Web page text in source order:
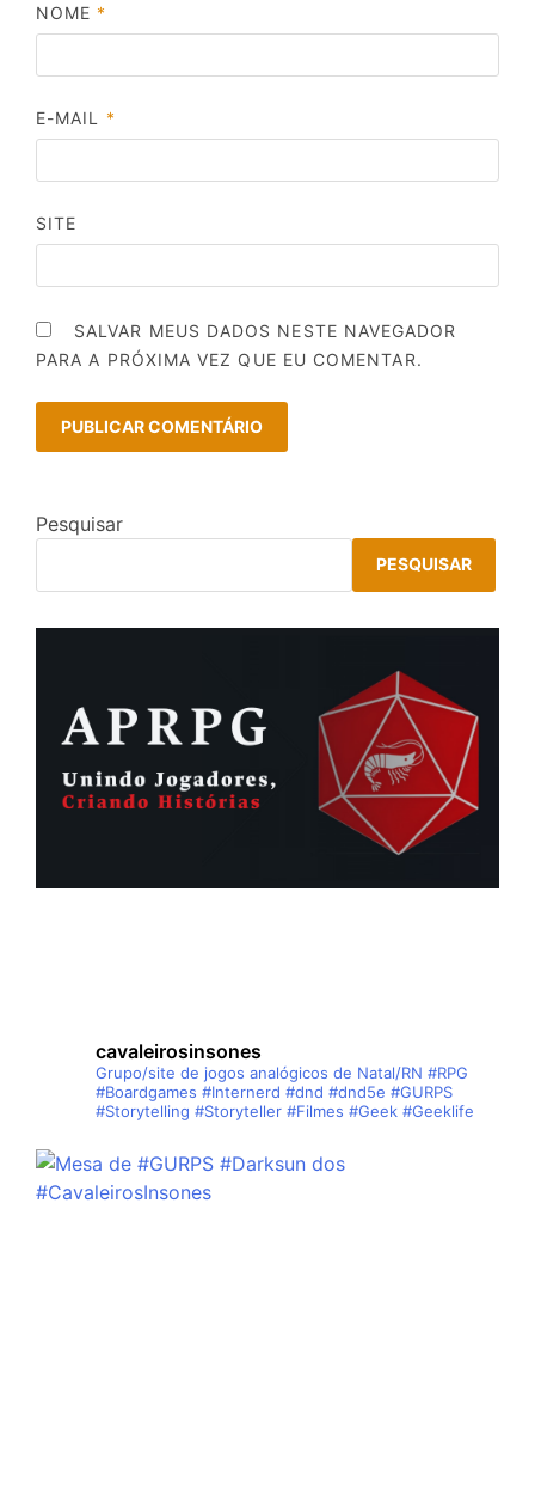
NOME *
E-MAIL *
SITE
SALVAR MEUS DADOS NESTE NAVEGADOR
PARA A PRÓXIMA VEZ QUE EU COMENTAR.
Pesquisar
PESQUISAR
cavaleirosinsones
Grupo/site de jogos analógicos de Natal/RN #RPG
#Boardgames #Internerd #dnd #dnd5e #GURPS
#Storytelling #Storyteller #Filmes #Geek #Geeklife